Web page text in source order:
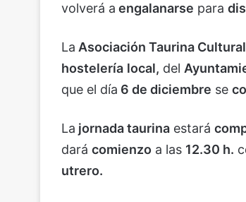
volverá a engalanarse para
La Asociación Taurina
hostelería local, del
que el día 6 de diciembre se
La jornada taurina estará
dará comienzo a las 12.30 h.
utrero.